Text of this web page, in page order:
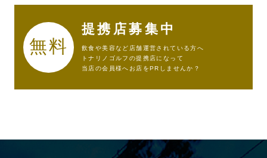
無料
提携店募集中
飲食や美容など店舗運営されている方へ
トナリノゴルフの提携店になって
当店の会員様へお店をPRしませんか？